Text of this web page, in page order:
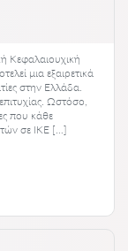
Κεφαλαιουχική
μια εξαιρετικά
στην Ελλάδα.
Ωστόσο,
που κάθε
σε ΙΚΕ […]